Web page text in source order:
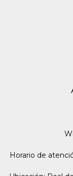
Horario de